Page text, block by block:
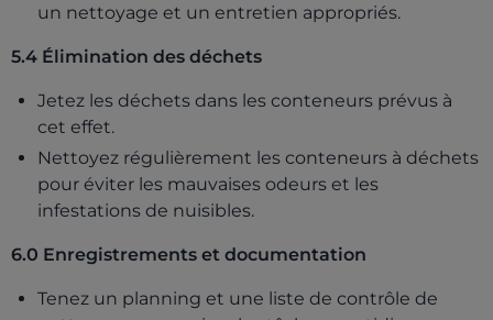
un nettoyage et un entretien appropriés.
5.4 Élimination des déchets
Jetez les déchets dans les conteneurs prévus à
cet effet.
Nettoyez régulièrement les conteneurs à déchets
pour éviter les mauvaises odeurs et les
infestations de nuisibles.
6.0 Enregistrements et documentation
Tenez un planning et une liste de contrôle de